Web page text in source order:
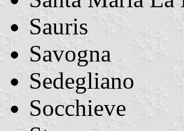
Sauris
Savogna
Sedegliano
Socchieve